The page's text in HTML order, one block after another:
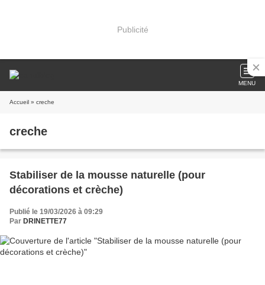
Publicité
MENU
Accueil » creche
creche
Stabiliser de la mousse naturelle (pour
décorations et crèche)
Publié le 19/03/2026 à 09:29
Par DRINETTE77